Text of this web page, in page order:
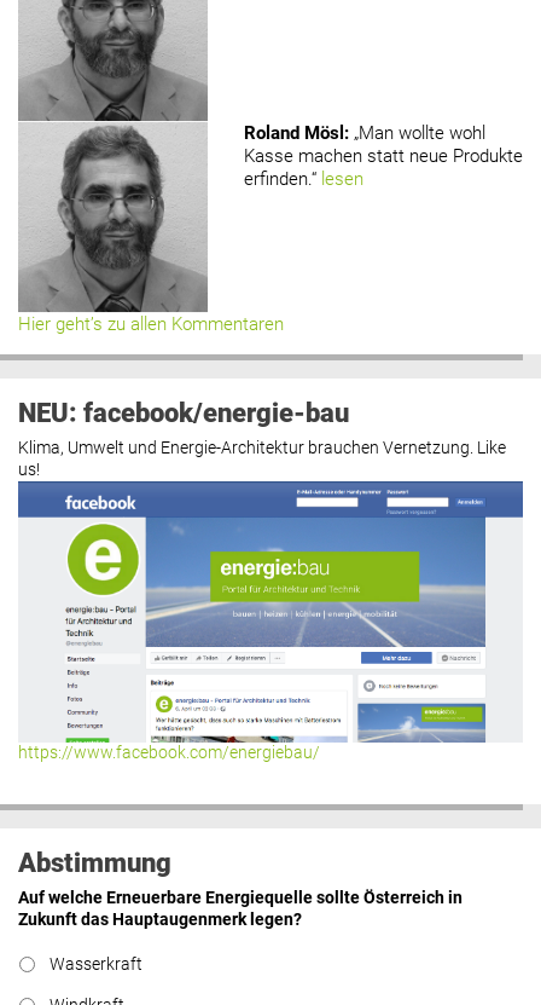
Roland Mösl : „Man wollte wohl
Kasse machen statt neue Produkte
erfinden.“ lesen
Hier geht’s zu allen Kommentaren
NEU: facebook/energie-bau
Klima, Umwelt und Energie-Architektur brauchen Vernetzung. Like
us!
https://www.facebook.com/energiebau/
Abstimmung
Auf welche Erneuerbare Energiequelle sollte Österreich in
Zukunft das Hauptaugenmerk legen?
Wasserkraft